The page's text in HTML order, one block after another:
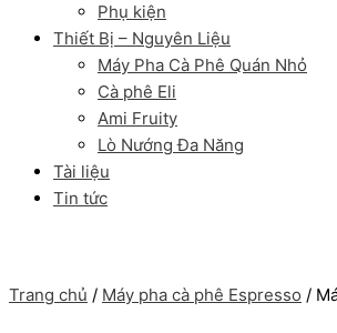
Phụ kiện
Thiết Bị – Nguyên Liệu
Máy Pha Cà Phê Quán Nhỏ
Cà phê Eli
Ami Fruity
Lò Nướng Đa Năng
Tài liệu
Tin tức
Trang chủ / Máy pha cà phê Espresso /